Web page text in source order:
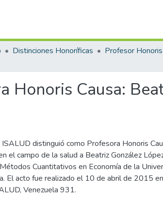
Distinciones Honoríficas Profesor
Honoris Causa:
distinguió como Profesora Honoris
el campo de la salud a Beatriz González
Cuantitativos en Economía de la
El acto fue realizado el 10 de abril de 2015
Venezuela 931.